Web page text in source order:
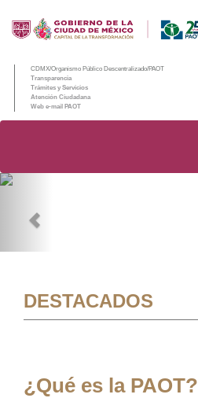
CDMX/Organismo Público Descentralizado/PAOT
Transparencia
Trámites y Servicios
Atención Ciudadana
Web e-mail PAOT
DESTACADOS
¿Qué es la PAOT?